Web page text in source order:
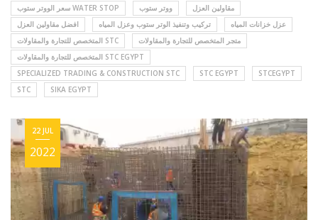
سعر الووتر ستوب WATER STOP
ووتر ستوب
مقاولين العزل
افضل مقاولين العزل
تركيب وتنفيذ الوتر ستوب وعزل المياه
عزل خزانات المياه
المتخصص للتجارة والمقاولات STC
متجر المتخصص للتجارة والمقاولات
المتخصص للتجارة والمقاولات STC EGYPT
SPECIALIZED TRADING & CONSTRUCTION STC
STC EGYPT
STCEGYPT
STC
SIKA EGYPT
22 JUL
2022